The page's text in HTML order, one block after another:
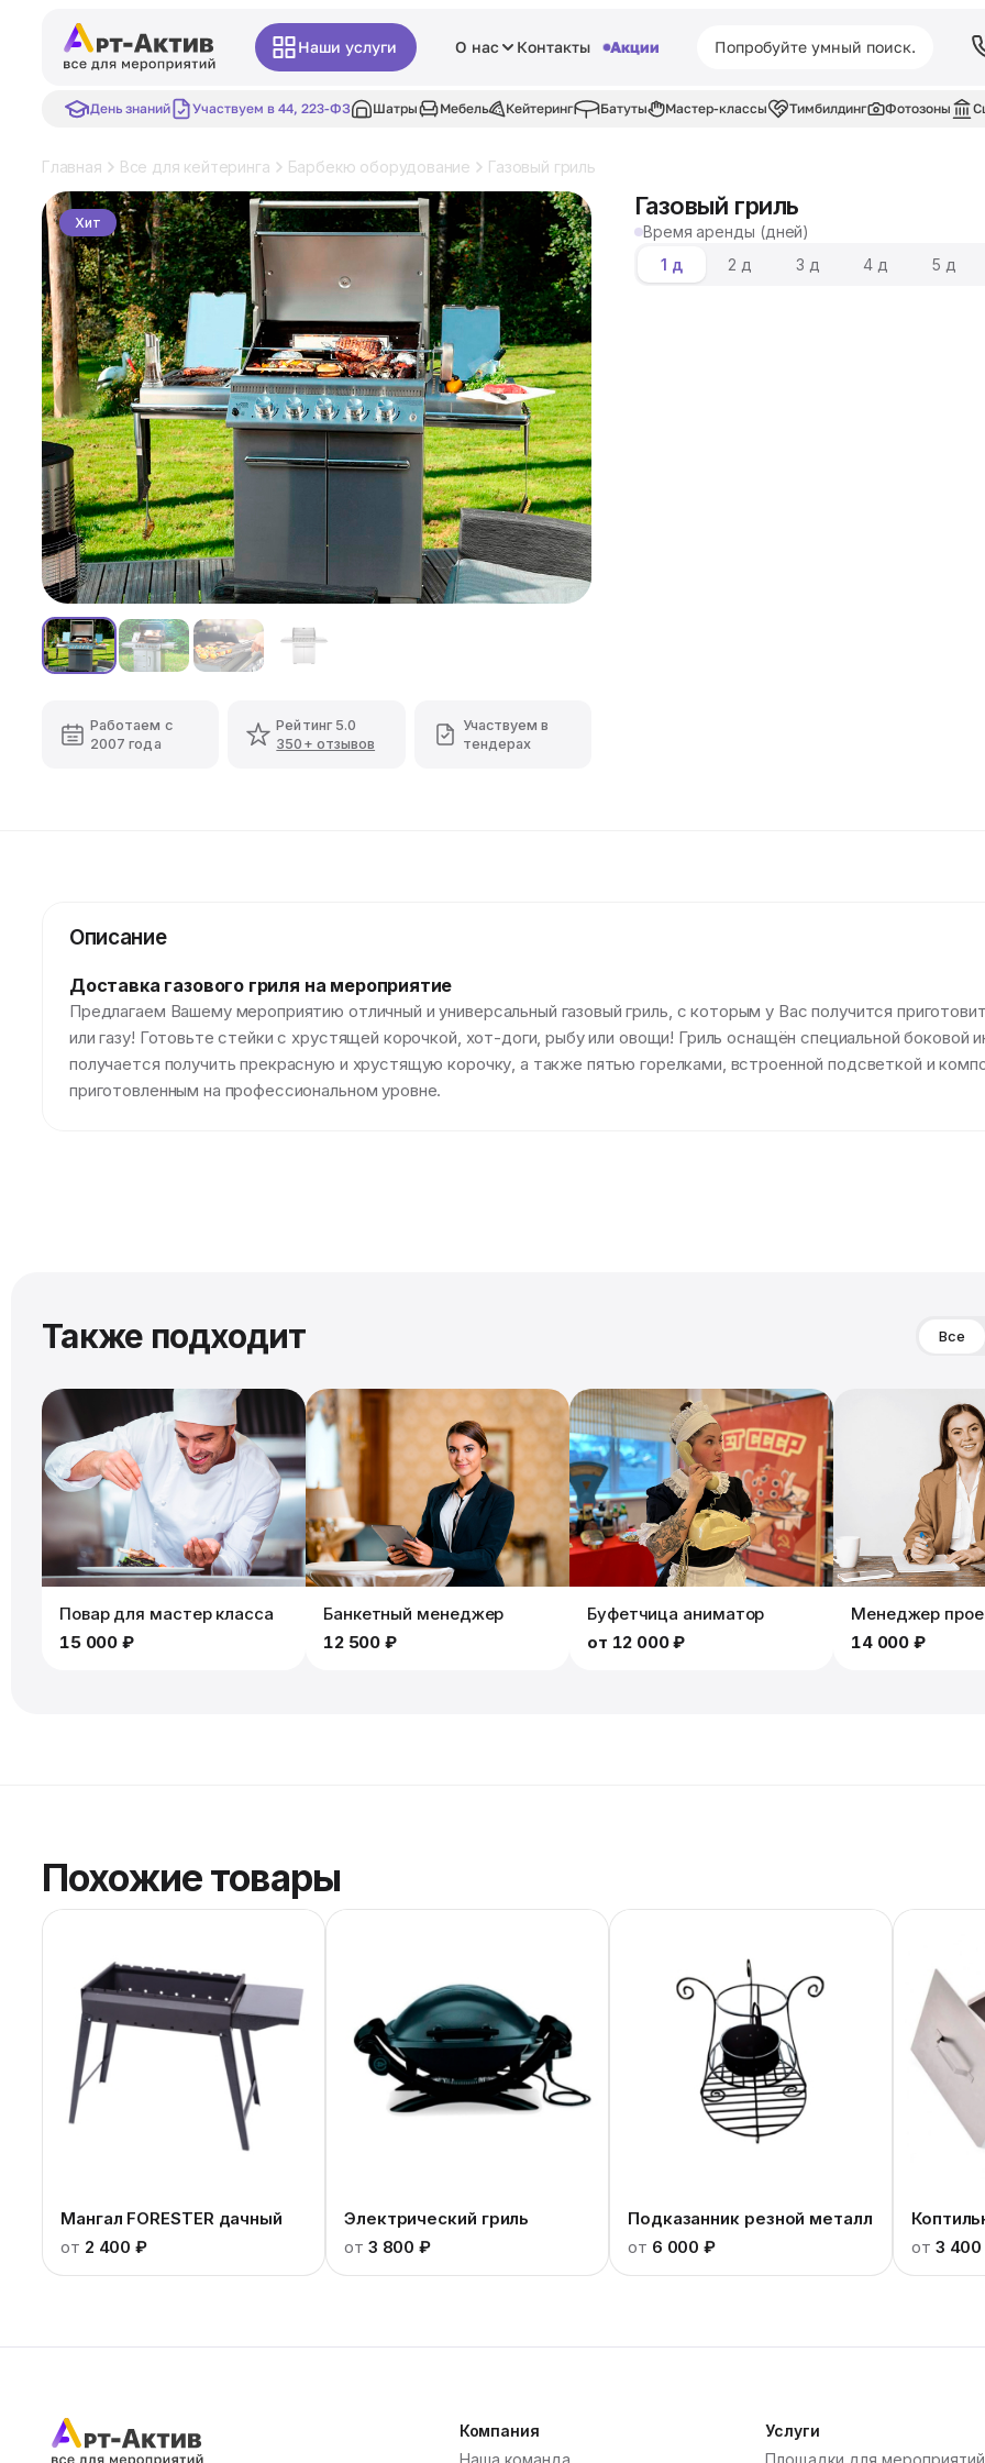
Наши услуги О нас Контакты Акции
День знаний Участвуем в 44, 223-ФЗ Шатры Мебель Кейтеринг Батуты Мастер-классы Тимбилдинг Фотозоны
Главная Все для кейтеринга Барбекю оборудование Газовый гриль
Хит
Работаем с
2007 года
Рейтинг 5.0
350+ отзывов
Участвуем в
тендерах
Газовый гриль
Время аренды (дней)
1 д
2 д 3 д 4 д 5 д
Описание
Доставка газового гриля на мероприятие
Предлагаем Вашему мероприятию отличный и универсальный газовый гриль, с которым у Вас получится
или газу! Готовьте стейки с хрустящей корочкой, хот-доги, рыбу или овощи! Гриль оснащён специальной боковой
получается получить прекрасную и хрустящую корочку, а также пятью горелками, встроенной подсветкой и
приготовленным на профессиональном уровне.
Также подходит Все
Повар для мастер класса
15 000 ₽
Банкетный менеджер
12 500 ₽
Буфетчица аниматор
от 12 000 ₽
Менеджер
14 000 ₽
Похожие товары
Мангал FORESTER дачный
от 2 400 ₽
Электрический гриль
от 3 800 ₽
Подказанник резной металл
от 6 000 ₽
от 3
Компания
Услуги